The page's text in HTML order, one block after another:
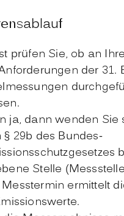
prüfen Sie, ob an
der 31.
ja, dann wenden Sie
§ 29b des Bundes-
Stelle
ermittelt